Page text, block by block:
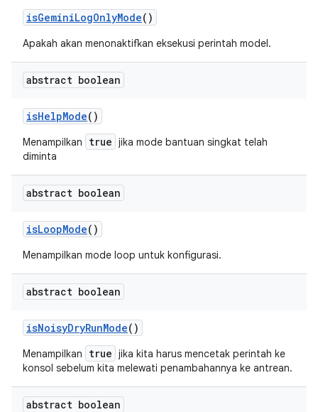
isGeminiLogOnlyMode()
Apakah akan menonaktifkan eksekusi perintah model.
abstract boolean
isHelpMode()
Menampilkan true jika mode bantuan singkat telah
diminta
abstract boolean
isLoopMode()
Menampilkan mode loop untuk konfigurasi.
abstract boolean
isNoisyDryRunMode()
Menampilkan true jika kita harus mencetak perintah ke
konsol sebelum kita melewati penambahannya ke antrean.
abstract boolean